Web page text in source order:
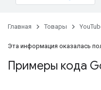
Главная Товары
Эта информация оказалась
Примеры кода